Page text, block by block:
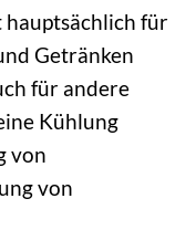
hauptsächlich für
Getränken
für andere
Kühlung
von
von